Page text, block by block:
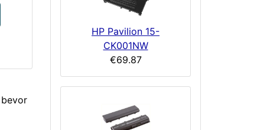
HP Pavilion 15-
CK001NW
€69.87